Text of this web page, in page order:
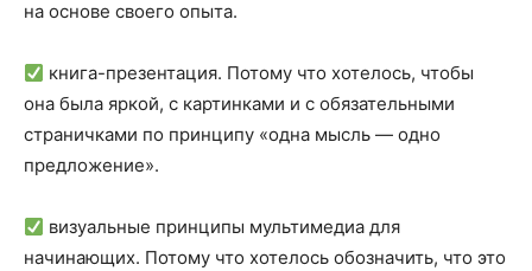
на основе своего опыта.
книга-презентация. Потому что хотелось, чтобы
она была яркой, с картинками и с обязательными
страничками по принципу «одна мысль — одно
предложение».
визуальные принципы мультимедиа для
начинающих. Потому что хотелось обозначить, что это